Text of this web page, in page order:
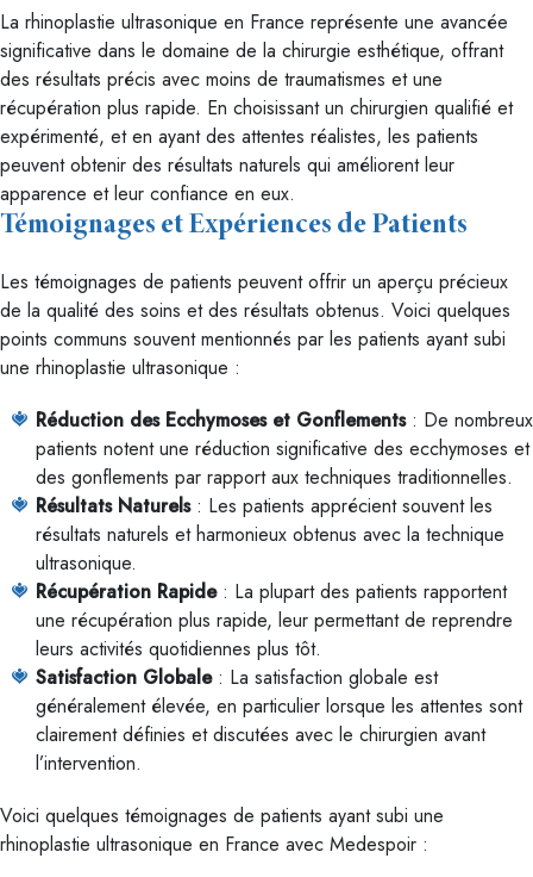
La rhinoplastie ultrasonique en France représente une avancée
significative dans le domaine de la chirurgie esthétique, offrant
des résultats précis avec moins de traumatismes et une
récupération plus rapide. En choisissant un chirurgien qualifié et
expérimenté, et en ayant des attentes réalistes, les patients
peuvent obtenir des résultats naturels qui améliorent leur
apparence et leur confiance en eux.
Témoignages et Expériences de Patients
Les témoignages de patients peuvent offrir un aperçu précieux
de la qualité des soins et des résultats obtenus. Voici quelques
points communs souvent mentionnés par les patients ayant subi
une rhinoplastie ultrasonique :
Réduction des Ecchymoses et Gonflements: De nombreux
patients notent une réduction significative des ecchymoses et
des gonflements par rapport aux techniques traditionnelles.
Résultats Naturels: Les patients apprécient souvent les
résultats naturels et harmonieux obtenus avec la technique
ultrasonique.
Récupération Rapide: La plupart des patients rapportent
une récupération plus rapide, leur permettant de reprendre
leurs activités quotidiennes plus tôt.
Satisfaction Globale: La satisfaction globale est
généralement élevée, en particulier lorsque les attentes sont
clairement définies et discutées avec le chirurgien avant
l’intervention.
Voici quelques témoignages de patients ayant subi une
rhinoplastie ultrasonique en France avec Medespoir :